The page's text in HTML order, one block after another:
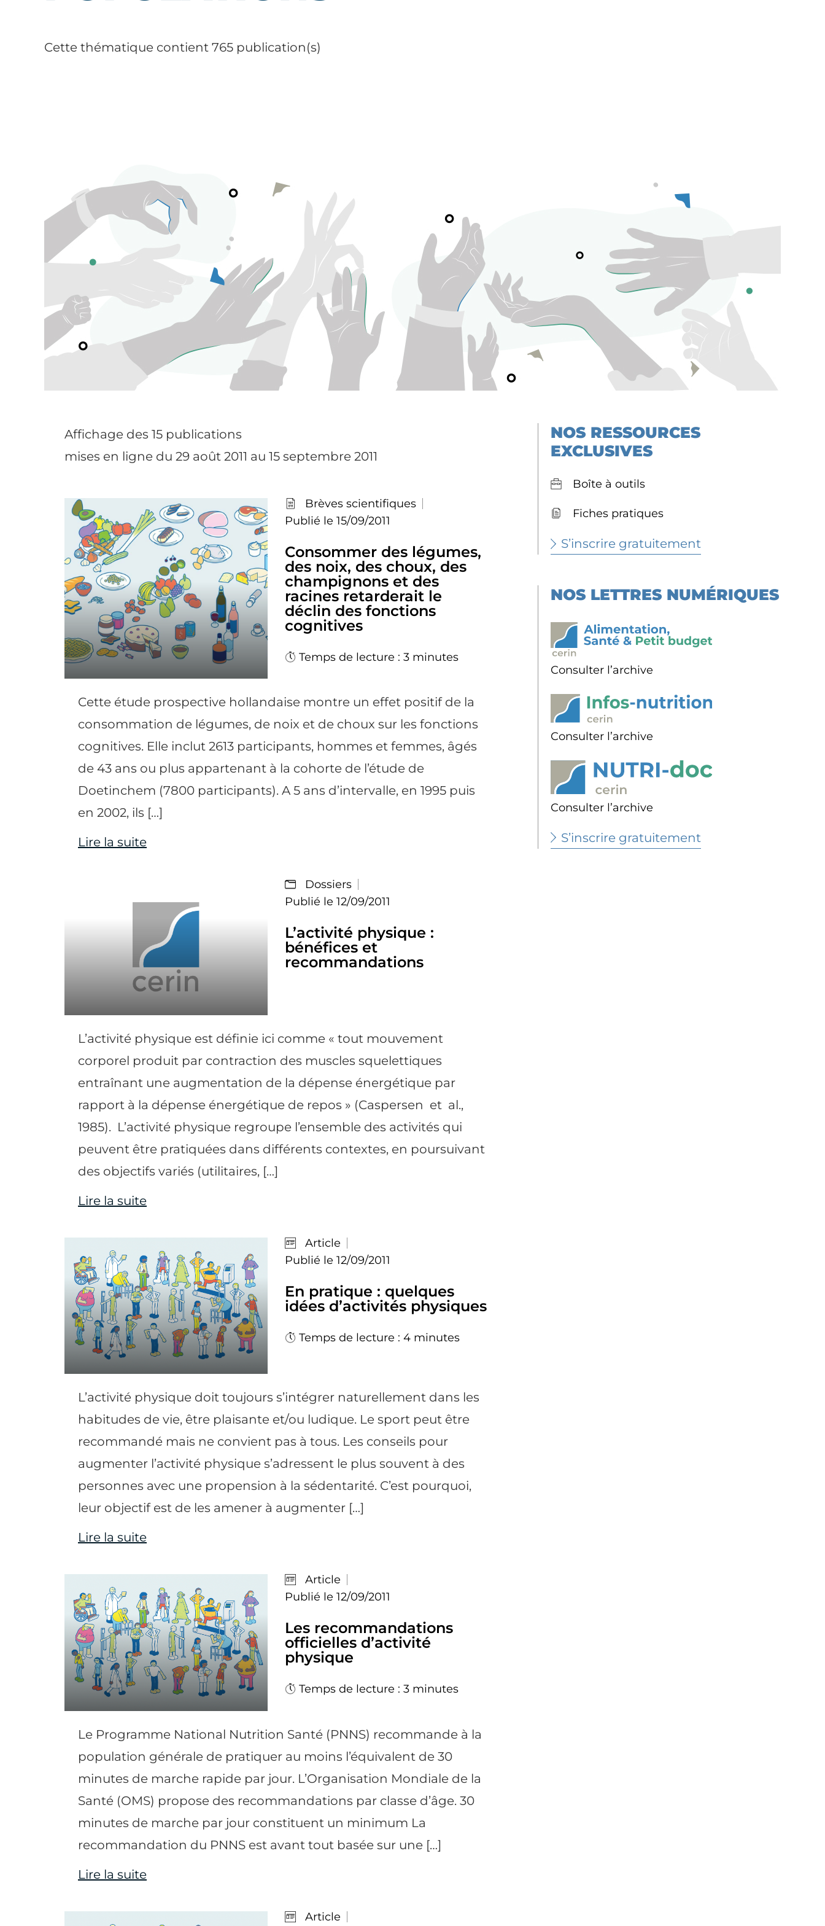
Cette thématique contient 765 publication(s)
Affichage des 15 publications
mises en ligne du 29 août 2011 au 15 septembre 2011
Brèves scientifiques
Publié le 15/09/2011
Consommer des légumes,
des noix, des choux, des
champignons et des
racines retarderait le
déclin des fonctions
cognitives
Temps de lecture : 3 minutes
Cette étude prospective hollandaise montre un effet positif de la
consommation de légumes, de noix et de choux sur les fonctions
cognitives. Elle inclut 2613 participants, hommes et femmes, âgés
de 43 ans ou plus appartenant à la cohorte de l’étude de
Doetinchem (7800 participants). A 5 ans d’intervalle, en 1995 puis
en 2002, ils […]
Lire la suite
Dossiers
Publié le 12/09/2011
L’activité physique :
bénéfices et
recommandations
L’activité physique est définie ici comme « tout mouvement
corporel produit par contraction des muscles squelettiques
entraînant une augmentation de la dépense énergétique par
rapport à la dépense énergétique de repos » (Caspersen et al.,
1985). L’activité physique regroupe l’ensemble des activités qui
peuvent être pratiquées dans différents contextes, en poursuivant
des objectifs variés (utilitaires, […]
Lire la suite
Article
Publié le 12/09/2011
En pratique : quelques
idées d’activités physiques
Temps de lecture : 4 minutes
L’activité physique doit toujours s’intégrer naturellement dans les
habitudes de vie, être plaisante et/ou ludique. Le sport peut être
recommandé mais ne convient pas à tous. Les conseils pour
augmenter l’activité physique s’adressent le plus souvent à des
personnes avec une propension à la sédentarité. C’est pourquoi,
leur objectif est de les amener à augmenter […]
Lire la suite
Article
Publié le 12/09/2011
Les recommandations
officielles d’activité
physique
Temps de lecture : 3 minutes
Le Programme National Nutrition Santé (PNNS) recommande à la
population générale de pratiquer au moins l’équivalent de 30
minutes de marche rapide par jour. L’Organisation Mondiale de la
Santé (OMS) propose des recommandations par classe d’âge. 30
minutes de marche par jour constituent un minimum La
recommandation du PNNS est avant tout basée sur une […]
Lire la suite
Article
NOS RESSOURCES
EXCLUSIVES
Boîte à outils
Fiches pratiques
S’inscrire gratuitement
NOS LETTRES NUMÉRIQUES
Consulter l’archive
Consulter l’archive
Consulter l’archive
S’inscrire gratuitement